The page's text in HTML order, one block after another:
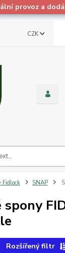
provoz a
CZK
Fidlock SNAP
Rozšířený filtr